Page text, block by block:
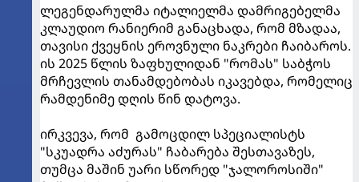
ლეგენდარულმა იტალიელმა დამრიგებელმა
კლაუდიო რანიერიმ განაცხადა, რომ მზადაა,
თავისი ქვეყნის ეროვნული ნაკრები ჩაიბაროს.
ის 2025 წლის ზაფხულიდან "რომას" საბჭოს
მრჩევლის თანამდებობას იკავებდა, რომელიც
რამდენიმე დღის წინ დატოვა.
ირკვევა, რომ გამოცდილ სპეციალისტს
"სკუადრა აძურას" ჩაბარება შესთავაზეს,
თუმცა მაშინ უარი სწორედ "ჯალოროსიში"